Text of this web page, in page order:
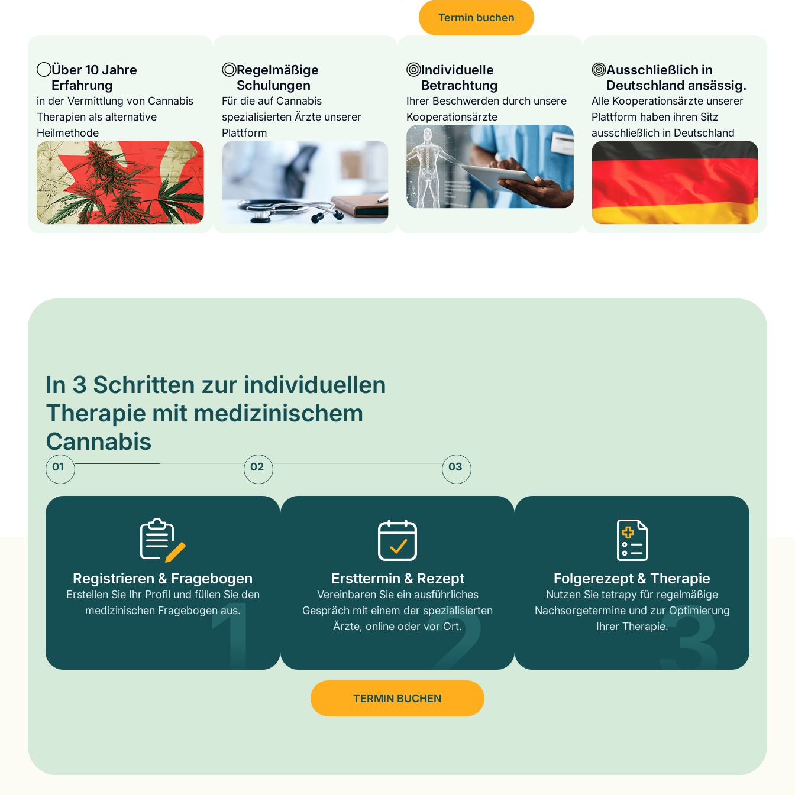
Termin buchen
Über 10 Jahre
Erfahrung
in der Vermittlung von Cannabis
Therapien als alternative
Heilmethode
Regelmäßige
Schulungen
Für die auf Cannabis
spezialisierten Ärzte unserer
Plattform
Individuelle
Betrachtung
Ihrer Beschwerden durch unsere
Kooperationsärzte
Ausschließlich in
Deutschland ansässig.
Alle Kooperationsärzte unserer
Plattform haben ihren Sitz
ausschließlich in Deutschland
In 3 Schritten zur individuellen
Therapie mit medizinischem
Cannabis
01 02 03
Registrieren & Fragebogen
Erstellen Sie Ihr Profil und füllen Sie den
medizinischen Fragebogen aus.
1 Ersttermin & Rezept
Vereinbaren Sie ein ausführliches
Gespräch mit einem der spezialisierten
Ärzte, online oder vor Ort.
2 Folgerezept & Therapie
Nutzen Sie tetrapy für regelmäßige
Nachsorgetermine und zur Optimierung
Ihrer Therapie.3
TERMIN BUCHEN